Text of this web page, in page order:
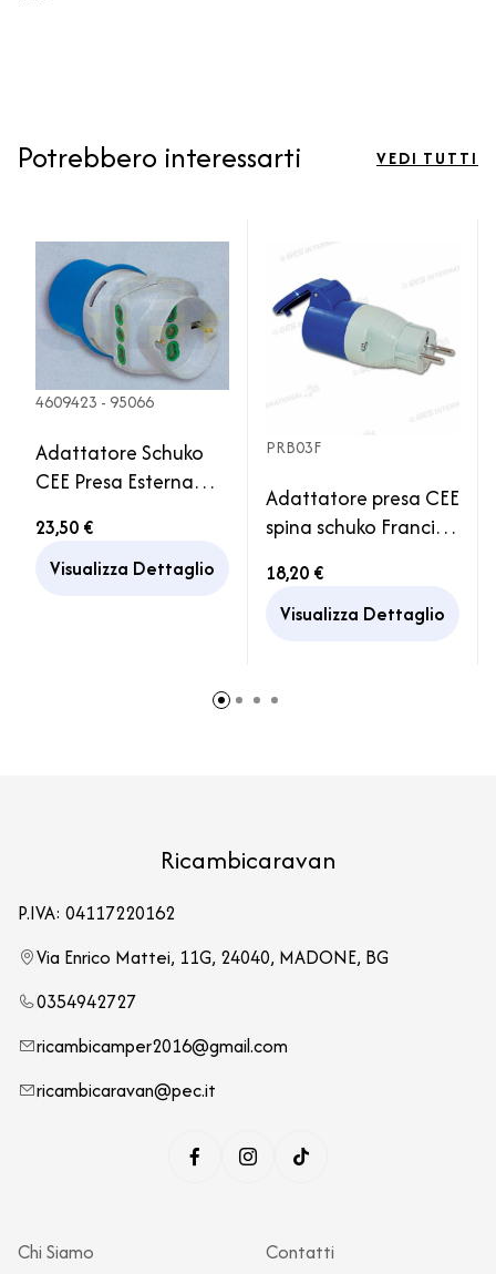
Potrebbero interessarti VEDI TUTTI
4609423 - 95066
Adattatore Schuko
CEE Presa Esterna
23,50 €
Visualizza Dettaglio
PRB03F
Adattatore presa CEE
spina schuko Francia
18,20 €
Visualizza Dettaglio
Ricambicaravan
P.IVA: 04117220162
Via Enrico Mattei, 11G, 24040, MADONE, BG
0354942727
ricambicamper2016@gmail.com
ricambicaravan@pec.it
Chi Siamo Contatti